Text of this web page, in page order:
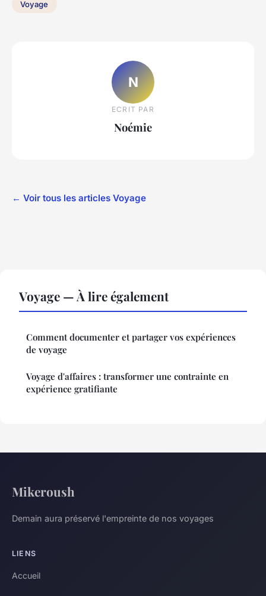
Voyage
N
ECRIT PAR
Noémie
← Voir tous les articles Voyage
Voyage — À lire également
Comment documenter et partager vos expériences
de voyage
Voyage d'affaires : transformer une contrainte en
expérience gratifiante
Mikeroush
Demain aura préservé l'empreinte de nos voyages
LIENS
Accueil